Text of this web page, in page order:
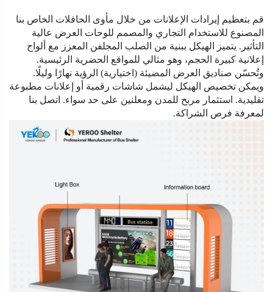
قم بتعظيم إيرادات الإعلانات من خلال مأوى الحافلات الخاص بنا
المصنوع للاستخدام التجاري والمصمم للوحات العرض عالية
التأثير. يتميز الهيكل ببنية من الصلب المجلفن المعزز مع ألواح
إعلانية كبيرة الحجم، وهو مثالي للمواقع الحضرية الرئيسية.
وتُحسّن صناديق العرض المضيئة (اختيارية) الرؤية نهارًا وليلًا.
ويمكن تخصيص الهيكل ليشمل شاشات رقمية أو إعلانات مطبوعة
تقليدية. استثمار مربح للمدن ومعلنين على حد سواء. اتصل بنا
لمعرفة فرص الشراكة.